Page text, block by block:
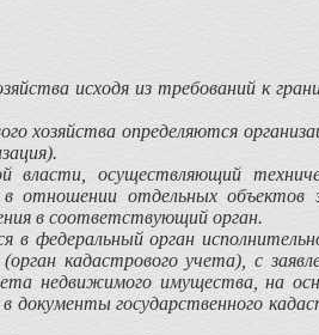
исходя из требований к
хозяйства определяются
власти, осуществляющий
отноше­нии отдельных объектов
в соответствующий орган.
в федеральный орган
кадастрового учета), с
недвижимого иму­щества, на
документы государственного